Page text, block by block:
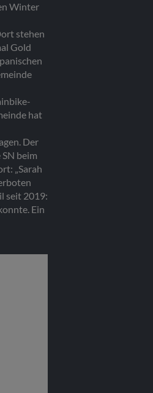
Winter
stehen
Gold
hat
Der
beim
„Sarah
seit 2019:
Ein